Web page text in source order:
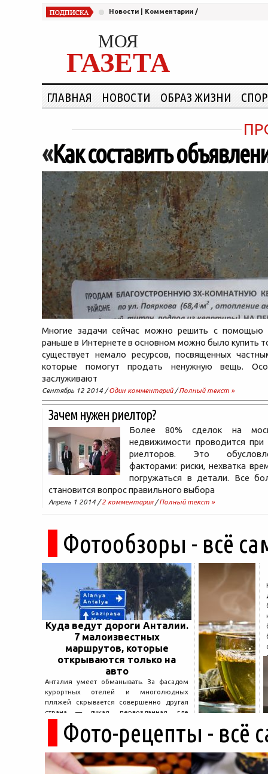
Новости Комментарии /
МОЯ
ГАЗЕТА
ГЛАВНАЯ НОВОСТИ ОБРАЗ ЖИЗНИ
«Как составить
Многие задачи сейчас можно решить с помощью
раньше в Интернете в основном можно было купить
существует немало ресурсов, посвященных
которые помогут продать ненужную вещь.
заслуживают
Сентябрь 12 2014 /Один комментарий/Полный текст »
Зачем нужен риелтор?
Более 80% сделок на
недвижимости проводится при
риелторов. Это
факторами: риски, нехватка
погружаться в детали. Все
становится вопрос правильного выбора
Апрель 1 2014 /2 комментария/Полный текст »
Фотообзоры - всё
Куда ведут дороги Анталии.
7 малоизвестных
маршрутов, которые
открываются только на
авто
Анталия умеет обманывать. За фасадом
курортных отелей и многолюдных
пляжей скрывается совершенно другая
страна — дикая, первозданная, где
древние руины дремлют в тени кедров, а
горные дороги ведут к местам, о которых
не расскажет ни один автобусный гид....
Фото-рецепты - всё